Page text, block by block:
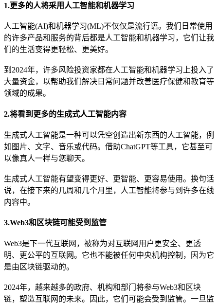
1.更多的人将采用人工智能和机器学习
人工智能(AI)和机器学习(ML)不仅仅是流行语。我们日常使用
的许多产品和服务的背后都是人工智能和机器学习，它们让我
们的生活变得更轻松、更美好。
到2024年，许多风险投资家都在人工智能和机器学习上投入了
大量资金，以帮助我们解决日常问题并改善医疗保健和教育等
领域的成果。
2.将看到更多的生成式人工智能内容
生成式人工智能是一种可以凭空创造出新东西的人工智能，例
如图片、文字、音乐或代码。借助ChatGPT等工具，它甚至可
以像真人一样与您聊天。
生成式人工智能有望变得更好、更智能、更容易使用。换句话
说，在接下来的几周和几个月里，人工智能将参与到许多在线
内容中。
3.Web3和区块链可能受到监管
Web3是下一代互联网，被称为对互联网用户更安全、更透
明、更公平的互联网。它也不能被任何中央机构控制，因为它
是由区块链驱动的。
2024年，越来越多的政府、机构和部门将参与Web3和区块
链，塑造互联网的未来。因此，它们可能会受到监管。一旦监